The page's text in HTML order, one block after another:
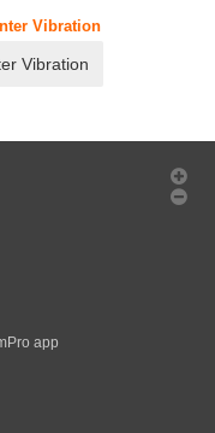
Vibration
Vibration
app